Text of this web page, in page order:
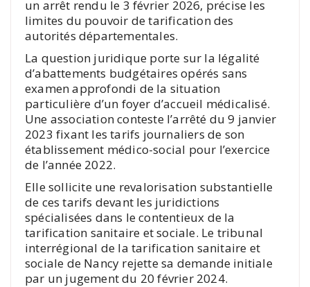
un arrêt rendu le 3 février 2026, précise les
limites du pouvoir de tarification des
autorités départementales.
La question juridique porte sur la légalité
d’abattements budgétaires opérés sans
examen approfondi de la situation
particulière d’un foyer d’accueil médicalisé.
Une association conteste l’arrêté du 9 janvier
2023 fixant les tarifs journaliers de son
établissement médico-social pour l’exercice
de l’année 2022.
Elle sollicite une revalorisation substantielle
de ces tarifs devant les juridictions
spécialisées dans le contentieux de la
tarification sanitaire et sociale. Le tribunal
interrégional de la tarification sanitaire et
sociale de Nancy rejette sa demande initiale
par un jugement du 20 février 2024.